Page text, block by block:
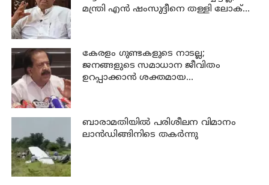
മന്ത്രി എന്‍ ഷംസുദ്ദീനെ തള്ളി ലോക്
കേരളം ഗുണ്ടകളുടെ നാടല്ല;
ജനങ്ങളുടെ സമാധാന ജീവിതം
ഉറപ്പാക്കാന്‍ ശക്തമായ
ബാരാമതിയില്‍ പരിശീലന വിമാനം
ലാന്‍ഡിങ്ങിനിടെ തകര്‍ന്നു